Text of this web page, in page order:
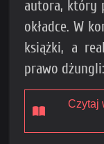
autora, który
okładce. W
książki, a
prawo
Czytaj